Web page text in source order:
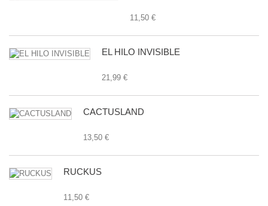
11,50 €
EL HILO INVISIBLE
21,99 €
CACTUSLAND
13,50 €
RUCKUS
11,50 €